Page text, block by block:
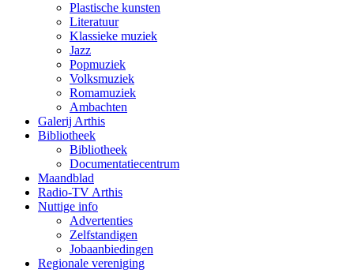
Plastische kunsten
Literatuur
Klassieke muziek
Jazz
Popmuziek
Volksmuziek
Romamuziek
Ambachten
Galerij Arthis
Bibliotheek
Bibliotheek
Documentatiecentrum
Maandblad
Radio-TV Arthis
Nuttige info
Advertenties
Zelfstandigen
Jobaanbiedingen
Regionale vereniging